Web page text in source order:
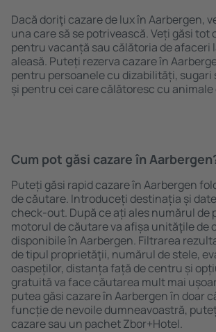
Dacă doriţi cazare de lux în Aarbergen,
una care să se potrivească. Veți găsi tot
pentru vacanță sau călătoria de afaceri
aleasă. Puteți rezerva cazare în
pentru persoanele cu dizabilități, sugari
și pentru cei care călătoresc cu animale
Cum pot găsi cazare în
Puteți găsi rapid cazare în Aarbergen
de căutare. Introduceți destinația și
check-out. După ce ați ales numărul de
motorul de căutare va afișa unităţile de
disponibile în Aarbergen. Filtrarea
de tipul proprietăţii, numărul de stele,
oaspeților, distanța față de centru și
gratuită va face căutarea mult mai
putea găsi cazare în Aarbergen în doar
funcție de nevoile dumneavoastră,
cazare sau un pachet Zbor+Hotel.